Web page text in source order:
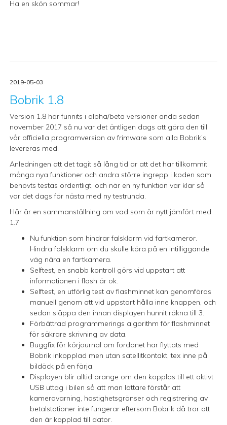
Ha en skön sommar!
2019-05-03
Bobrik 1.8
Version 1.8 har funnits i alpha/beta versioner ända sedan
november 2017 så nu var det äntligen dags att göra den till
vår officiella programversion av frimware som alla Bobrik’s
levereras med.
Anledningen att det tagit så lång tid är att det har tillkommit
många nya funktioner och andra större ingrepp i koden som
behövts testas ordentligt, och när en ny funktion var klar så
var det dags för nästa med ny testrunda.
Här är en sammanställning om vad som är nytt jämfört med
1.7
Nu funktion som hindrar falsklarm vid fartkameror.
Hindra falsklarm om du skulle köra på en intilliggande
väg nära en fartkamera.
Selftest, en snabb kontroll görs vid uppstart att
informationen i flash är ok.
Selftest, en utförlig test av flashminnet kan genomföras
manuell genom att vid uppstart hålla inne knappen, och
sedan släppa den innan displayen hunnit räkna till 3.
Förbättrad programmerings algorithm för flashminnet
för säkrare skrivning av data.
Buggfix för körjournal om fordonet har flyttats med
Bobrik inkopplad men utan satellitkontakt, tex inne på
bildäck på en färja.
Displayen blir alltid orange om den kopplas till ett aktivt
USB uttag i bilen så att man lättare förstår att
kameravarning, hastighetsgränser och registrering av
betalstationer inte fungerar eftersom Bobrik då tror att
den är kopplad till dator.